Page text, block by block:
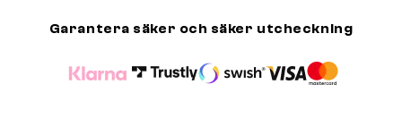
Garantera säker och säker utcheckning